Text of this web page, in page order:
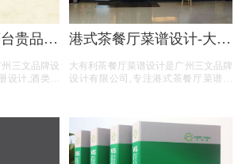
贵品酒
三文品牌设
设计,酒类行
,照片拍摄,文
画册设计服
港式茶餐厅菜谱设计-大有
大有利茶餐厅菜谱设计是广州三文品牌
设计有限公司,专注港式茶餐厅菜谱设
设计,港式茶餐厅公司电商菜谱设计,提
供专业菜谱设计,中餐菜谱设计,西餐菜
谱设计,自助餐菜谱设计,火锅菜谱设计
等港式茶餐厅菜谱设计服务。